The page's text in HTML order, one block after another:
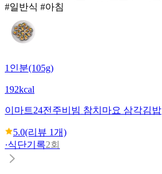
#일반식 #아침
1인분(105g)
192kcal
이마트24전주비빔 참치마요 삼각김밥
5.0(리뷰 1개)
·식단기록2회